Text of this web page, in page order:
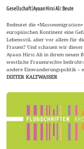
Gesellschaft | Ayaan Hirsi Ali: Beute
Bedeutet die
europäischen Kontinent eine
Lebensstil, aber vor allem für
Frauen? Und schauen wir
Ayaan Hirsi Ali in ihrem neuen
westliche Frauenrechte
andere Einwanderungspolitik –
DIETER KALTWASSER